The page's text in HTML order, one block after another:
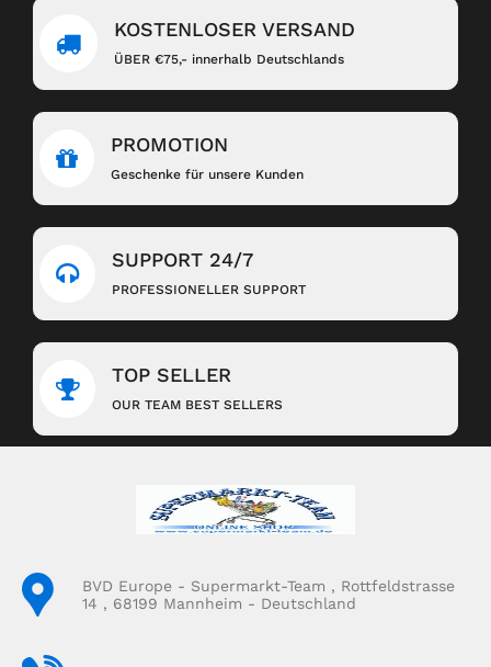
KOSTENLOSER VERSAND
ÜBER €75,- innerhalb Deutschlands
PROMOTION
Geschenke für unsere Kunden
SUPPORT 24/7
PROFESSIONELLER SUPPORT
TOP SELLER
OUR TEAM BEST SELLERS
BVD Europe - Supermarkt-Team , Rottfeldstrasse
14 , 68199 Mannheim - Deutschland